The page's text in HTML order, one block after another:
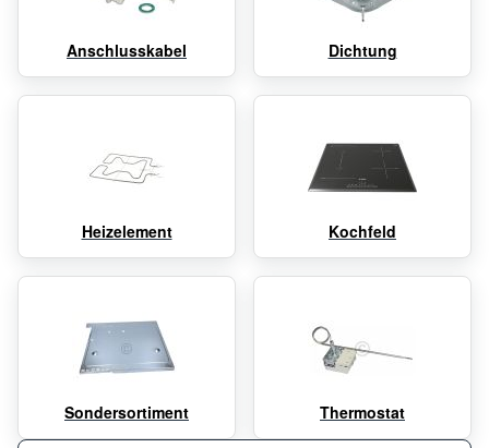
Anschlusskabel Dichtung
Heizelement Kochfeld
Sondersortiment Thermostat